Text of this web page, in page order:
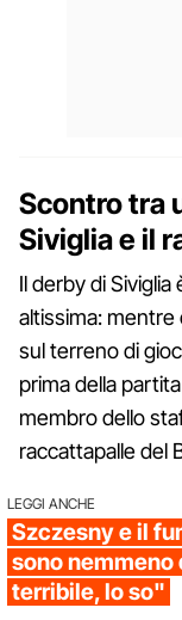
Scontro tra
Siviglia e il
Il derby di
altissima:
sul terreno di
prima della
membro dello
raccattapalle del
LEGGI ANCHE
Szczesny e il
sono nemmeno
terribile, lo so"